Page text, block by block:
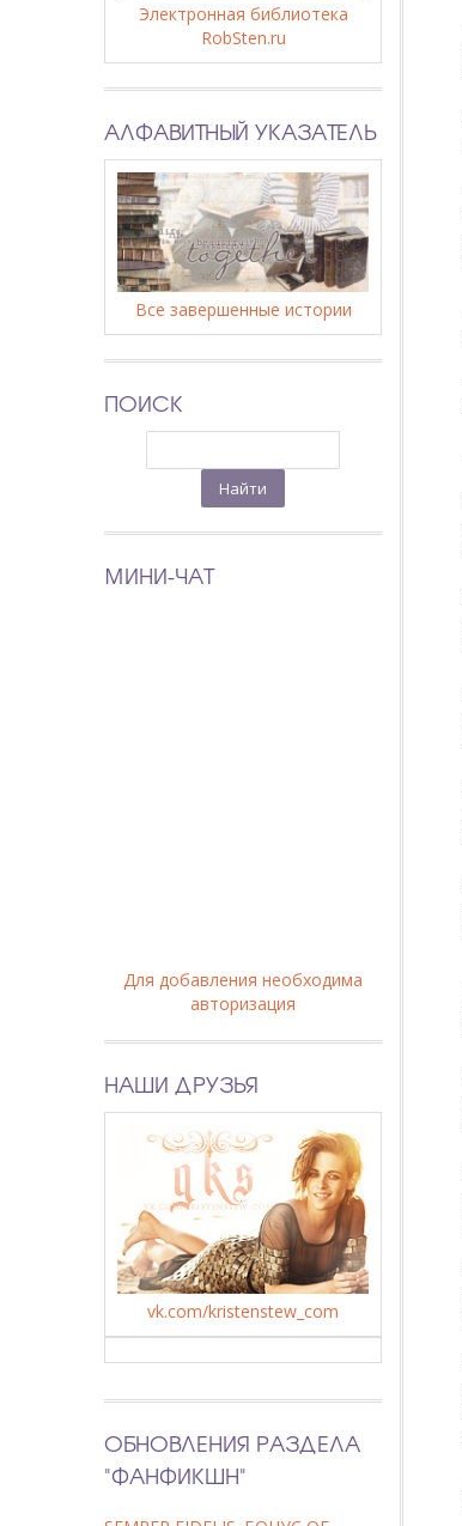
Электронная библиотека
RobSten.ru
АЛФАВИТНЫЙ УКАЗАТЕЛЬ
Все завершенные истории
ПОИСК
МИНИ-ЧАТ
Для добавления необходима
авторизация
НАШИ ДРУЗЬЯ
vk.com/kristenstew_com
ОБНОВЛЕНИЯ РАЗДЕЛА
"ФАНФИКШН"